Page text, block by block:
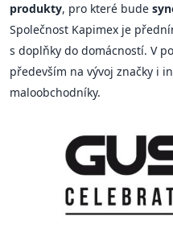
produkty, pro které bude
Společnost Kapimex je
s doplňky do domácností. V
především na vývoj značky i
maloobchodníky.